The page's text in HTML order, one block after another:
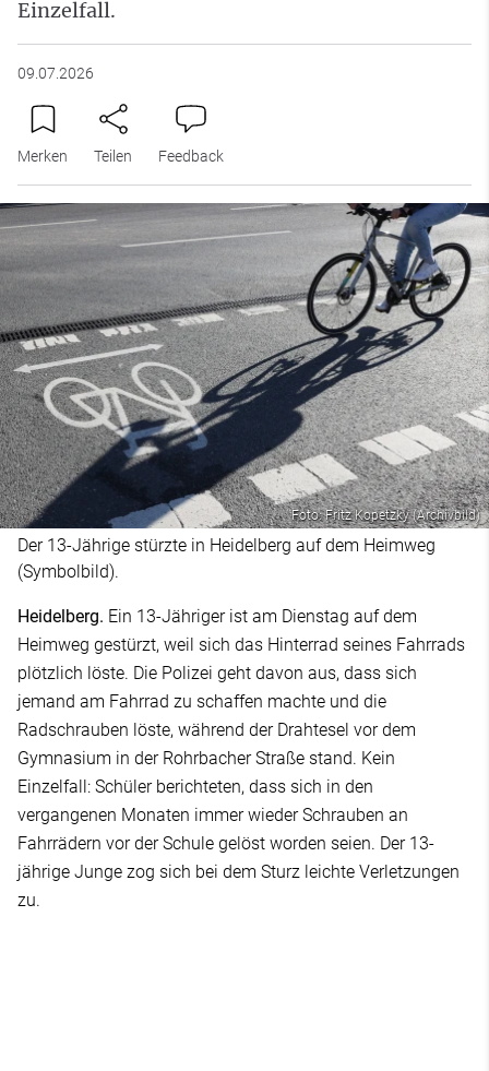
Einzelfall.
09.07.2026
Merken Teilen Feedback
Foto: Fritz Kopetzky (Archivbild)
Der 13-Jährige stürzte in Heidelberg auf dem Heimweg
(Symbolbild).
Heidelberg. Ein 13-Jähriger ist am Dienstag auf dem
Heimweg gestürzt, weil sich das Hinterrad seines Fahrrads
plötzlich löste. Die Polizei geht davon aus, dass sich
jemand am Fahrrad zu schaffen machte und die
Radschrauben löste, während der Drahtesel vor dem
Gymnasium in der Rohrbacher Straße stand. Kein
Einzelfall: Schüler berichteten, dass sich in den
vergangenen Monaten immer wieder Schrauben an
Fahrrädern vor der Schule gelöst worden seien. Der 13-
jährige Junge zog sich bei dem Sturz leichte Verletzungen
zu.